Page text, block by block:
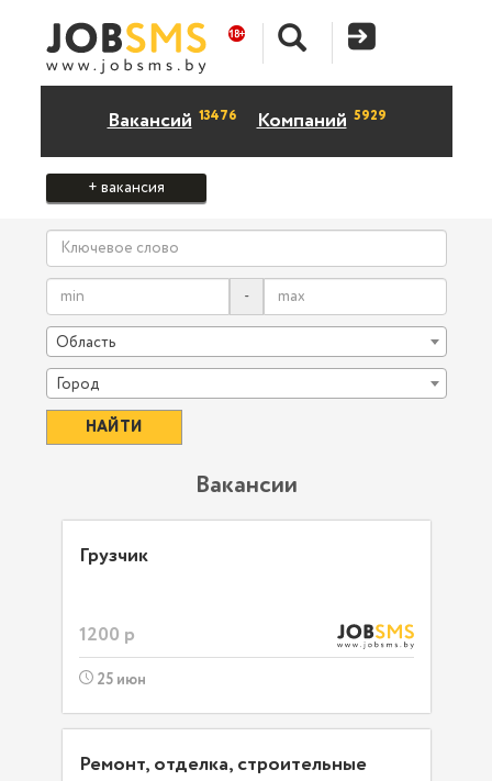
Вакансий 13476 Компаний 5929
+ вакансия
-
Область
Город
Вакансии
Грузчик
1200 р
25 июн
Ремонт, отделка, строительные